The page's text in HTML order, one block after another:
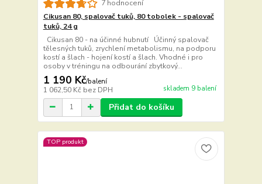
7 hodnocení
Cikusan 80, spalovač tuků, 80 tobolek - spalovač
tuků, 24 g
Cikusan 80 - na účinné hubnutí Účinný spalovač
tělesných tuků, zrychlení metabolismu, na podporu
kostí a šlach - hojení kostí a šlach. Vhodné i pro
osoby v tréningu na odbourání zbytkový...
1 190 Kč/balení
1 062,50 Kč bez DPH skladem 9 balení
Přidat do košíku
TOP produkt